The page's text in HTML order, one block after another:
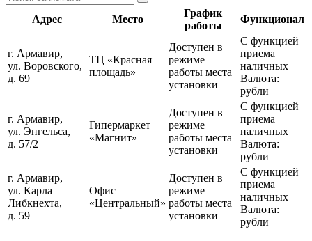
Адрес Место
График
работы
Функционал
г. Армавир,
ул. Воровского,
д. 69
ТЦ «Красная
площадь»
Доступен в
режиме
работы места
установки
С функцией
приема
наличных
Валюта:
рубли
г. Армавир,
ул. Энгельса,
д. 57/2
Гипермаркет
«Магнит»
Доступен в
режиме
работы места
установки
С функцией
приема
наличных
Валюта:
рубли
г. Армавир,
ул. Карла
Либкнехта,
д. 59
Офис
«Центральный»
Доступен в
режиме
работы места
установки
С функцией
приема
наличных
Валюта:
рубли